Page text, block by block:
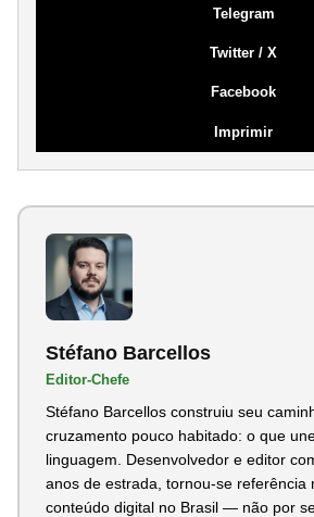
Telegram
Twitter / X
Facebook
Imprimir
Stéfano Barcellos
Editor-Chefe
Stéfano Barcellos construiu seu
cruzamento pouco habitado: o que
linguagem. Desenvolvedor e editor
anos de estrada, tornou-se referência
conteúdo digital no Brasil — não por